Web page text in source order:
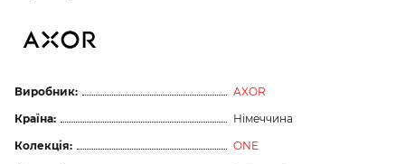
Виробник:
AXOR
Країна:
Німеччина
Колекція:
ONE